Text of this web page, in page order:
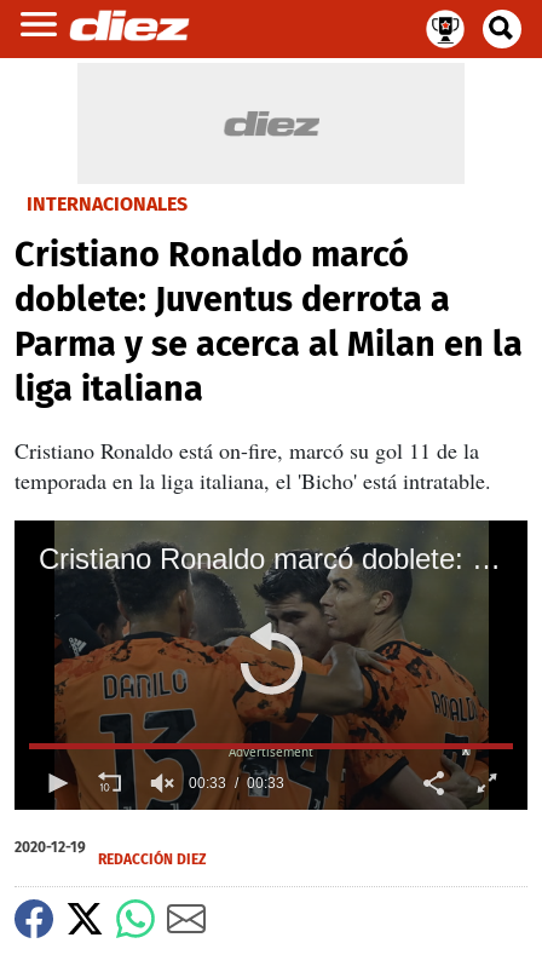
INTERNACIONALES
Cristiano Ronaldo marcó
doblete: Juventus derrota a
Parma y se acerca al Milan en la
liga italiana
Cristiano Ronaldo está on-fire, marcó su gol 11 de la
temporada en la liga italiana, el 'Bicho' está intratable.
Cristiano Ronaldo marcó doblete: Juventus derrota a Parma y se acerca al Milan en la liga italiana
of
33
00:33 00:33
X
2020-12-19
REDACCIÓN DIEZ